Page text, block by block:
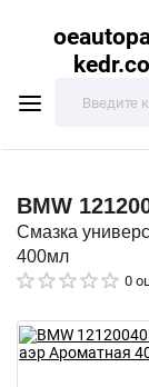
BMW
Смазка
400мл
0